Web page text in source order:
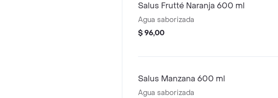
Salus Frutté Naranja 600 ml
Agua saborizada
$ 96,00
Salus Manzana 600 ml
Agua saborizada